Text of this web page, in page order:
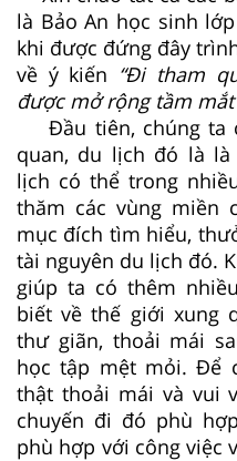
là Bảo An học sinh
khi được đứng đây
về ý kiến “Đi tham
được mở rộng tầm
Đầu tiên, chúng ta
quan, du lịch đó là
lịch có thể trong
thăm các vùng miền
mục đích tìm hiểu,
tài nguyên du lịch đó.
giúp ta có thêm
biết về thế giới xung
thư giãn, thoải mái
học tập mệt mỏi. Để
thật thoải mái và vui
chuyến đi đó phù
phù hợp với công việc